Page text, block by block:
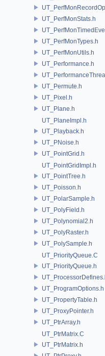
UT_PerfMonStats.h
UT_PerfMonTypes.h
UT_PerfMonUtils.h
UT_Performance.h
UT_Permute.h
UT_Pixel.h
UT_Plane.h
UT_PlaneImpl.h
UT_Playback.h
UT_PNoise.h
UT_PointGrid.h
UT_PointGridImpl.h
UT_PointTree.h
UT_Poisson.h
UT_PolarSample.h
UT_PolyField.h
UT_Polynomial2.h
UT_PolyRaster.h
UT_PolySample.h
UT_PriorityQueue.C
UT_PriorityQueue.h
UT_ProgramOptions.h
UT_PropertyTable.h
UT_ProxyPointer.h
UT_PtrArray.h
UT_PtrMatrix.C
UT_PtrMatrix.h